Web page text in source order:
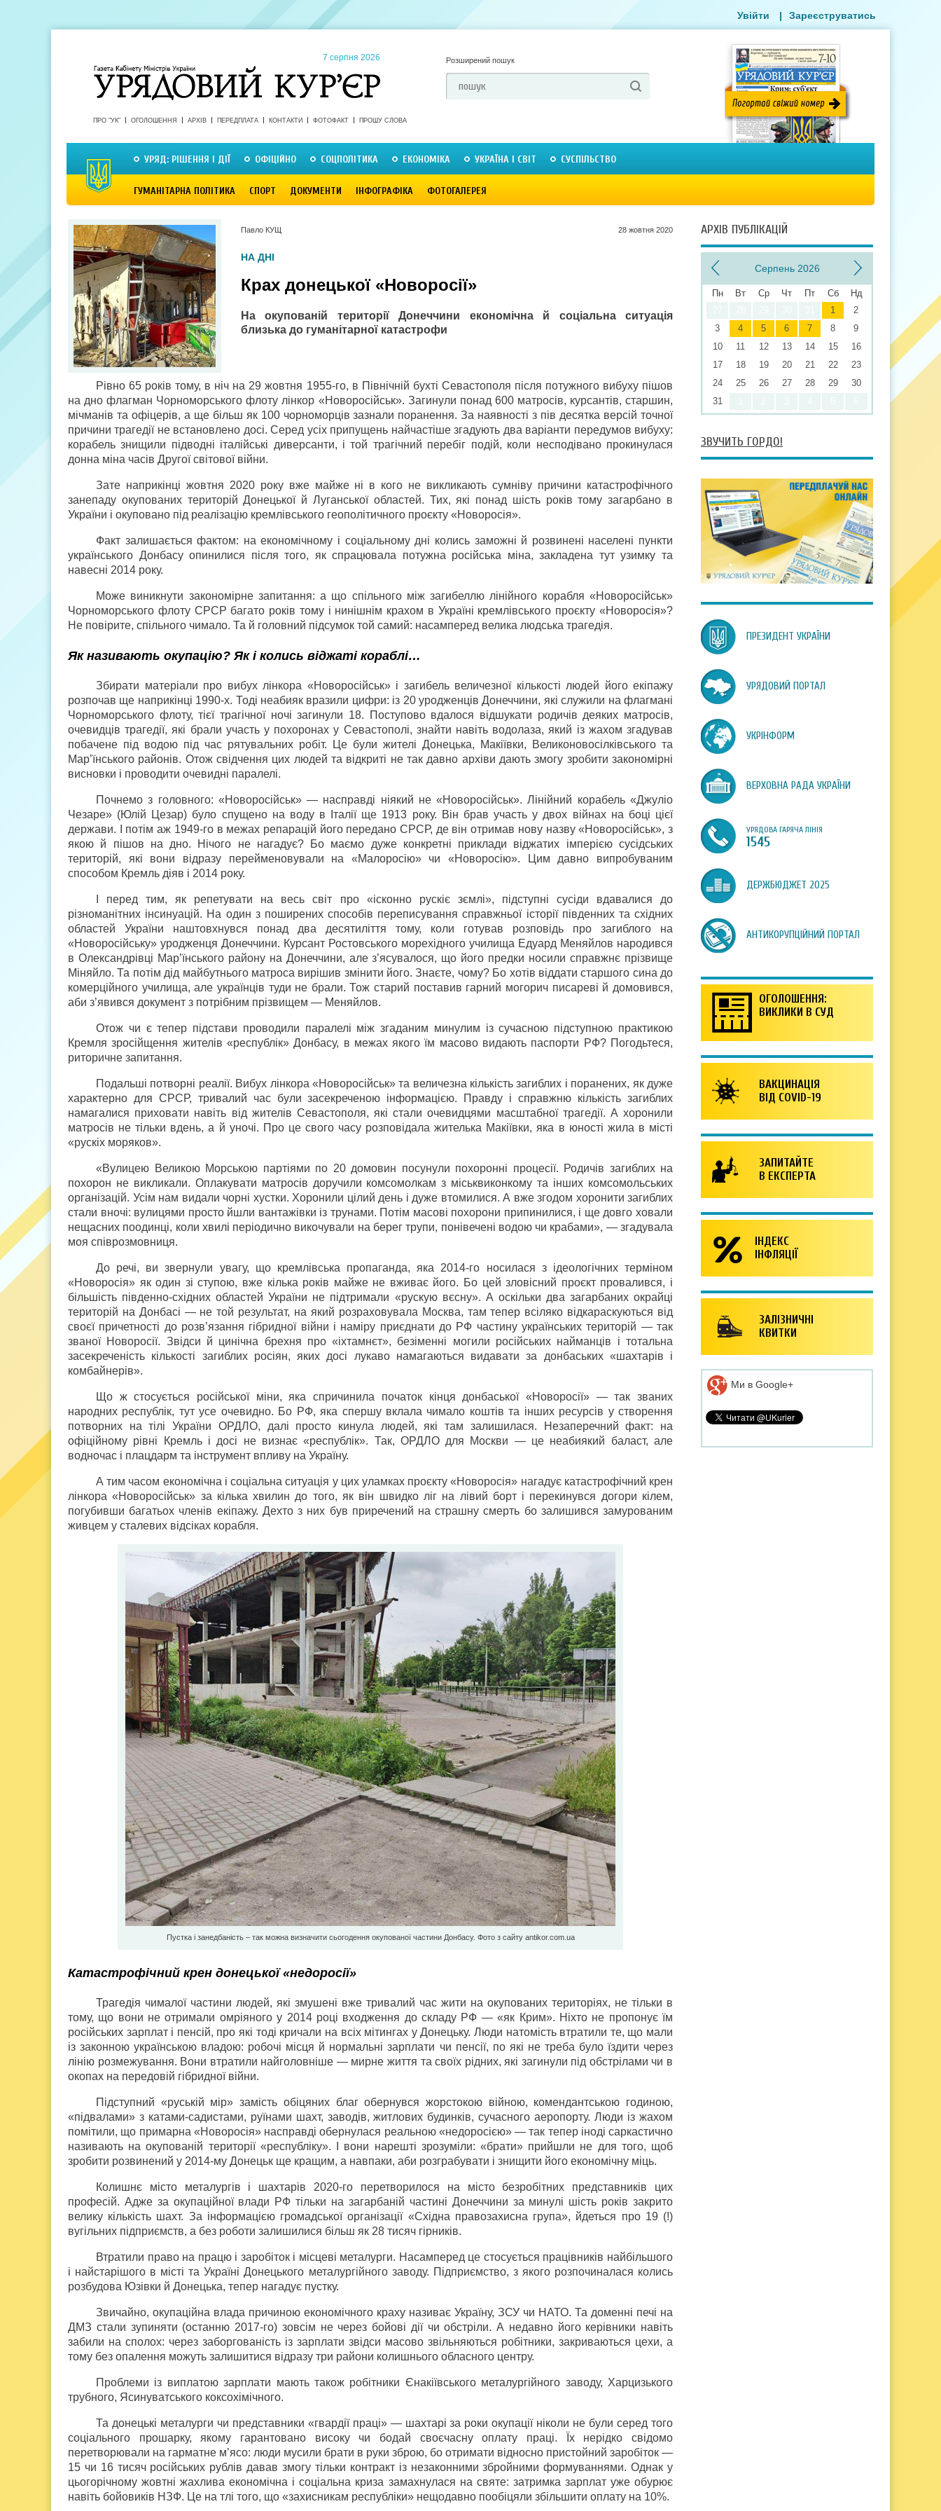
7 серпня 2026 Розширений пошук
ПРО "УК" ОГОЛОШЕННЯ АРХІВ ПЕРЕДПЛАТА КОНТАКТИ ФОТОФАКТ ПРОШУ СЛОВА
УРЯД: РІШЕННЯ І ДІЇ ОФІЦІЙНО СОЦПОЛІТИКА ЕКОНОМІКА УКРАЇНА І СВІТ СУСПІЛЬСТВО
ГУМАНІТАРНА ПОЛІТИКА СПОРТ ДОКУМЕНТИ ІНФОГРАФІКА ФОТОГАЛЕРЕЯ
Увійти | Зареєструватись
Павло КУЩ 28 жовтня 2020
НА ДНІ
Крах донецької «Новоросії»
На окупованій території Донеччини економічна й соціальна ситуація
близька до гуманітарної катастрофи
Рівно 65 років тому, в ніч на 29 жовтня 1955-го, в Північній бухті Севастополя після потужного вибуху пішов
на дно флагман Чорноморського флоту лінкор «Новоросійськ». Загинули понад 600 матросів, курсантів, старшин,
мічманів та офіцерів, а ще більш як 100 чорноморців зазнали поранення. За наявності з пів десятка версій точної
причини трагедії не встановлено досі. Серед усіх припущень найчастіше згадують два варіанти передумов вибуху:
корабель знищили підводні італійські диверсанти, і той трагічний перебіг подій, коли несподівано прокинулася
донна міна часів Другої світової війни.
Зате наприкінці жовтня 2020 року вже майже ні в кого не викликають сумніву причини катастрофічного
занепаду окупованих територій Донецької й Луганської областей. Тих, які понад шість років тому загарбано в
України і окуповано під реалізацію кремлівського геополітичного проєкту «Новоросія».
Факт залишається фактом: на економічному і соціальному дні колись заможні й розвинені населені пункти
українського Донбасу опинилися після того, як спрацювала потужна російська міна, закладена тут узимку та
навесні 2014 року.
Може виникнути закономірне запитання: а що спільного між загибеллю лінійного корабля «Новоросійськ»
Чорноморського флоту СРСР багато років тому і нинішнім крахом в Україні кремлівського проєкту «Новоросія»?
Не повірите, спільного чимало. Та й головний підсумок той самий: насамперед велика людська трагедія.
Як називають окупацію? Як і колись віджаті кораблі…
Збирати матеріали про вибух лінкора «Новоросійськ» і загибель величезної кількості людей його екіпажу
розпочав ще наприкінці 1990-х. Тоді неабияк вразили цифри: із 20 уродженців Донеччини, які служили на флагмані
Чорноморського флоту, тієї трагічної ночі загинули 18. Поступово вдалося відшукати родичів деяких матросів,
очевидців трагедії, які брали участь у похоронах у Севастополі, знайти навіть водолаза, який із жахом згадував
побачене під водою під час рятувальних робіт. Це були жителі Донецька, Макіївки, Великоновосілківського та
Мар’їнського районів. Отож свідчення цих людей та відкриті не так давно архіви дають змогу зробити закономірні
висновки і проводити очевидні паралелі.
Почнемо з головного: «Новоросійськ» — насправді ніякий не «Новоросійськ». Лінійний корабель «Джуліо
Чезаре» (Юлій Цезар) було спущено на воду в Італії ще 1913 року. Він брав участь у двох війнах на боці цієї
держави. І потім аж 1949-го в межах репарацій його передано СРСР, де він отримав нову назву «Новоросійськ», з
якою й пішов на дно. Нічого не нагадує? Бо маємо дуже конкретні приклади віджатих імперією сусідських
територій, які вони відразу перейменовували на «Малоросію» чи «Новоросію». Цим давно випробуваним
способом Кремль діяв і 2014 року.
І перед тим, як репетувати на весь світ про «ісконно рускіє зємлі», підступні сусіди вдавалися до
різноманітних інсинуацій. На один з поширених способів переписування справжньої історії південних та східних
областей України наштовхнувся понад два десятиліття тому, коли готував розповідь про загиблого на
«Новоросійську» уродженця Донеччини. Курсант Ростовського морехідного училища Едуард Меняйлов народився
в Олександрівці Мар’їнського району на Донеччини, але з’ясувалося, що його предки носили справжнє прізвище
Міняйло. Та потім дід майбутнього матроса вирішив змінити його. Знаєте, чому? Бо хотів віддати старшого сина до
комерційного училища, але українців туди не брали. Тож старий поставив гарний могорич писареві й домовився,
аби з’явився документ з потрібним прізвищем — Меняйлов.
Отож чи є тепер підстави проводили паралелі між згаданим минулим із сучасною підступною практикою
Кремля зросійщення жителів «республік» Донбасу, в межах якого їм масово видають паспорти РФ? Погодьтеся,
риторичне запитання.
Подальші потворні реалії. Вибух лінкора «Новоросійськ» та величезна кількість загиблих і поранених, як дуже
характерно для СРСР, тривалий час були засекреченою інформацією. Правду і справжню кількість загиблих
намагалися приховати навіть від жителів Севастополя, які стали очевидцями масштабної трагедії. А хоронили
матросів не тільки вдень, а й уночі. Про це свого часу розповідала жителька Макіївки, яка в юності жила в місті
«рускіх моряков».
«Вулицею Великою Морською партіями по 20 домовин посунули похоронні процесії. Родичів загиблих на
похорон не викликали. Оплакувати матросів доручили комсомолкам з міськвиконкому та інших комсомольських
організацій. Усім нам видали чорні хустки. Хоронили цілий день і дуже втомилися. А вже згодом хоронити загиблих
стали вночі: вулицями просто йшли вантажівки із трунами. Потім масові похорони припинилися, і ще довго ховали
нещасних поодинці, коли хвилі періодично викочували на берег трупи, понівечені водою чи крабами», — згадувала
моя співрозмовниця.
До речі, ви звернули увагу, що кремлівська пропаганда, яка 2014-го носилася з ідеологічних терміном
«Новоросія» як один зі ступою, вже кілька років майже не вживає його. Бо цей зловісний проєкт провалився, і
більшість південно-східних областей України не підтримали «рускую вєсну». А оскільки два загарбаних окрайці
територій на Донбасі — не той результат, на який розраховувала Москва, там тепер всіляко відкараскуються від
своєї причетності до розв’язання гібридної війни і наміру приєднати до РФ частину українських територій — так
званої Новоросії. Звідси й цинічна брехня про «іхтамнєт», безіменні могили російських найманців і тотальна
засекреченість кількості загиблих росіян, яких досі лукаво намагаються видавати за донбаських «шахтарів і
комбайнерів».
Що ж стосується російської міни, яка спричинила початок кінця донбаської «Новоросії» — так званих
народних республік, тут усе очевидно. Бо РФ, яка спершу вклала чимало коштів та інших ресурсів у створення
потворних на тілі України ОРДЛО, далі просто кинула людей, які там залишилася. Незаперечний факт: на
офіційному рівні Кремль і досі не визнає «республік». Так, ОРДЛО для Москви — це неабиякий баласт, але
водночас і плацдарм та інструмент впливу на Україну.
А тим часом економічна і соціальна ситуація у цих уламках проєкту «Новоросія» нагадує катастрофічний крен
лінкора «Новоросійськ» за кілька хвилин до того, як він швидко ліг на лівий борт і перекинувся догори кілем,
погубивши багатьох членів екіпажу. Дехто з них був приречений на страшну смерть бо залишився замурованим
живцем у сталевих відсіках корабля.
Пустка і занедбаність – так можна визначити сьогодення окупованої частини Донбасу. Фото з сайту antikor.com.ua
Катастрофічний крен донецької «недоросії»
Трагедія чималої частини людей, які змушені вже тривалий час жити на окупованих територіях, не тільки в
тому, що вони не отримали омріяного у 2014 році входження до складу РФ — «як Крим». Ніхто не пропонує їм
російських зарплат і пенсій, про які тоді кричали на всіх мітингах у Донецьку. Люди натомість втратили те, що мали
із законною українською владою: робочі місця й нормальні зарплати чи пенсії, по які не треба було їздити через
лінію розмежування. Вони втратили найголовніше — мирне життя та своїх рідних, які загинули під обстрілами чи в
окопах на передовій гібридної війни.
Підступний «руській мір» замість обіцяних благ обернувся жорстокою війною, комендантською годиною,
«підвалами» з катами-садистами, руїнами шахт, заводів, житлових будинків, сучасного аеропорту. Люди із жахом
помітили, що примарна «Новоросія» насправді обернулася реальною «недоросією» — так тепер іноді саркастично
називають на окупованій території «республіку». І вони нарешті зрозуміли: «брати» прийшли не для того, щоб
зробити розвинений у 2014-му Донецьк ще кращим, а навпаки, аби розграбувати і знищити його економічну міць.
Колишнє місто металургів і шахтарів 2020-го перетворилося на місто безробітних представників цих
професій. Адже за окупаційної влади РФ тільки на загарбаній частині Донеччини за минулі шість років закрито
велику кількість шахт. За інформацією громадської організації «Східна правозахисна група», йдеться про 19 (!)
вугільних підприємств, а без роботи залишилися більш як 28 тисяч гірників.
Втратили право на працю і заробіток і місцеві металурги. Насамперед це стосується працівників найбільшого
і найстарішого в місті та Україні Донецького металургійного заводу. Підприємство, з якого розпочиналася колись
розбудова Юзівки й Донецька, тепер нагадує пустку.
Звичайно, окупаційна влада причиною економічного краху називає Україну, ЗСУ чи НАТО. Та доменні печі на
ДМЗ стали зупиняти (останню 2017-го) зовсім не через бойові дії чи обстріли. А недавно його керівники навіть
забили на сполох: через заборгованість із зарплати звідси масово звільняються робітники, закриваються цехи, а
тому без опалення можуть залишитися відразу три райони колишнього обласного центру.
Проблеми із виплатою зарплати мають також робітники Єнакіївського металургійного заводу, Харцизького
трубного, Ясинуватського коксохімічного.
Та донецькі металурги чи представники «гвардії праці» — шахтарі за роки окупації ніколи не були серед того
соціального прошарку, якому гарантовано високу чи бодай своєчасну оплату праці. Їх нерідко свідомо
перетворювали на гарматне м’ясо: люди мусили брати в руки зброю, бо отримати відносно пристойний заробіток —
15 чи 16 тисяч російських рублів давав змогу тільки контракт із незаконними збройними формуваннями. Однак у
цьогорічному жовтні жахлива економічна і соціальна криза замахнулася на святе: затримка зарплат уже обурює
навіть бойовиків НЗФ. Це на тлі того, що «захисникам республіки» нещодавно пообіцяли збільшити оплату на 10%.
АРХІВ ПУБЛІКАЦІЙ
Серпень 2026
Пн Вт Ср Чт Пт Сб
Нд
1
2
3
4 5 6 7 8
9
10
11 12 13 14 15
16
17
18 19 20 21 22
23
24
25 26 27 28 29
30
31
ЗВУЧИТЬ ГОРДО!
ПРЕЗИДЕНТ УКРАЇНИ
УРЯДОВИЙ ПОРТАЛ
УКРІНФОРМ
ВЕРХОВНА РАДА УКРАЇНИ
УРЯДОВА ГАРЯЧА ЛІНІЯ
1545
ДЕРЖБЮДЖЕТ 2025
АНТИКОРУПЦІЙНИЙ ПОРТАЛ
ОГОЛОШЕННЯ:
ВИКЛИКИ В СУД
ВАКЦИНАЦІЯ
ВІД COVID-19
ЗАПИТАЙТЕ
В ЕКСПЕРТА
ІНДЕКС
ІНФЛЯЦІЇ
ЗАЛІЗНИЧНІ
КВИТКИ
Ми в Google+